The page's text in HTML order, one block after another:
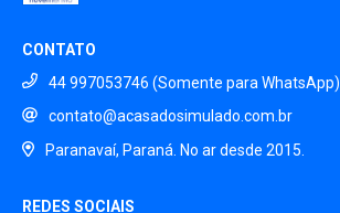
CONTATO
44 997053746 (Somente para WhatsApp)
contato@acasadosimulado.com.br
Paranavaí, Paraná. No ar desde 2015.
REDES SOCIAIS